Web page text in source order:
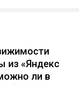
из «Яндекс
ли в